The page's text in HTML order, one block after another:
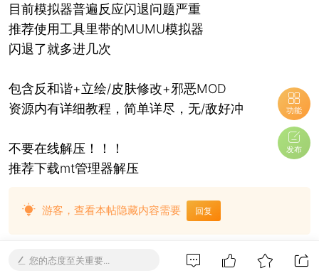
目前模拟器普遍反应闪退问题严重
推荐使用工具里带的MUMU模拟器
闪退了就多进几次
包含反和谐+立绘/皮肤修改+邪恶MOD
资源内有详细教程，简单详尽，无/敌好冲
不要在线解压！！！
推荐下载mt管理器解压
游客，查看本帖隐藏内容需要 回复
您的态度至关重要...
功能
发布